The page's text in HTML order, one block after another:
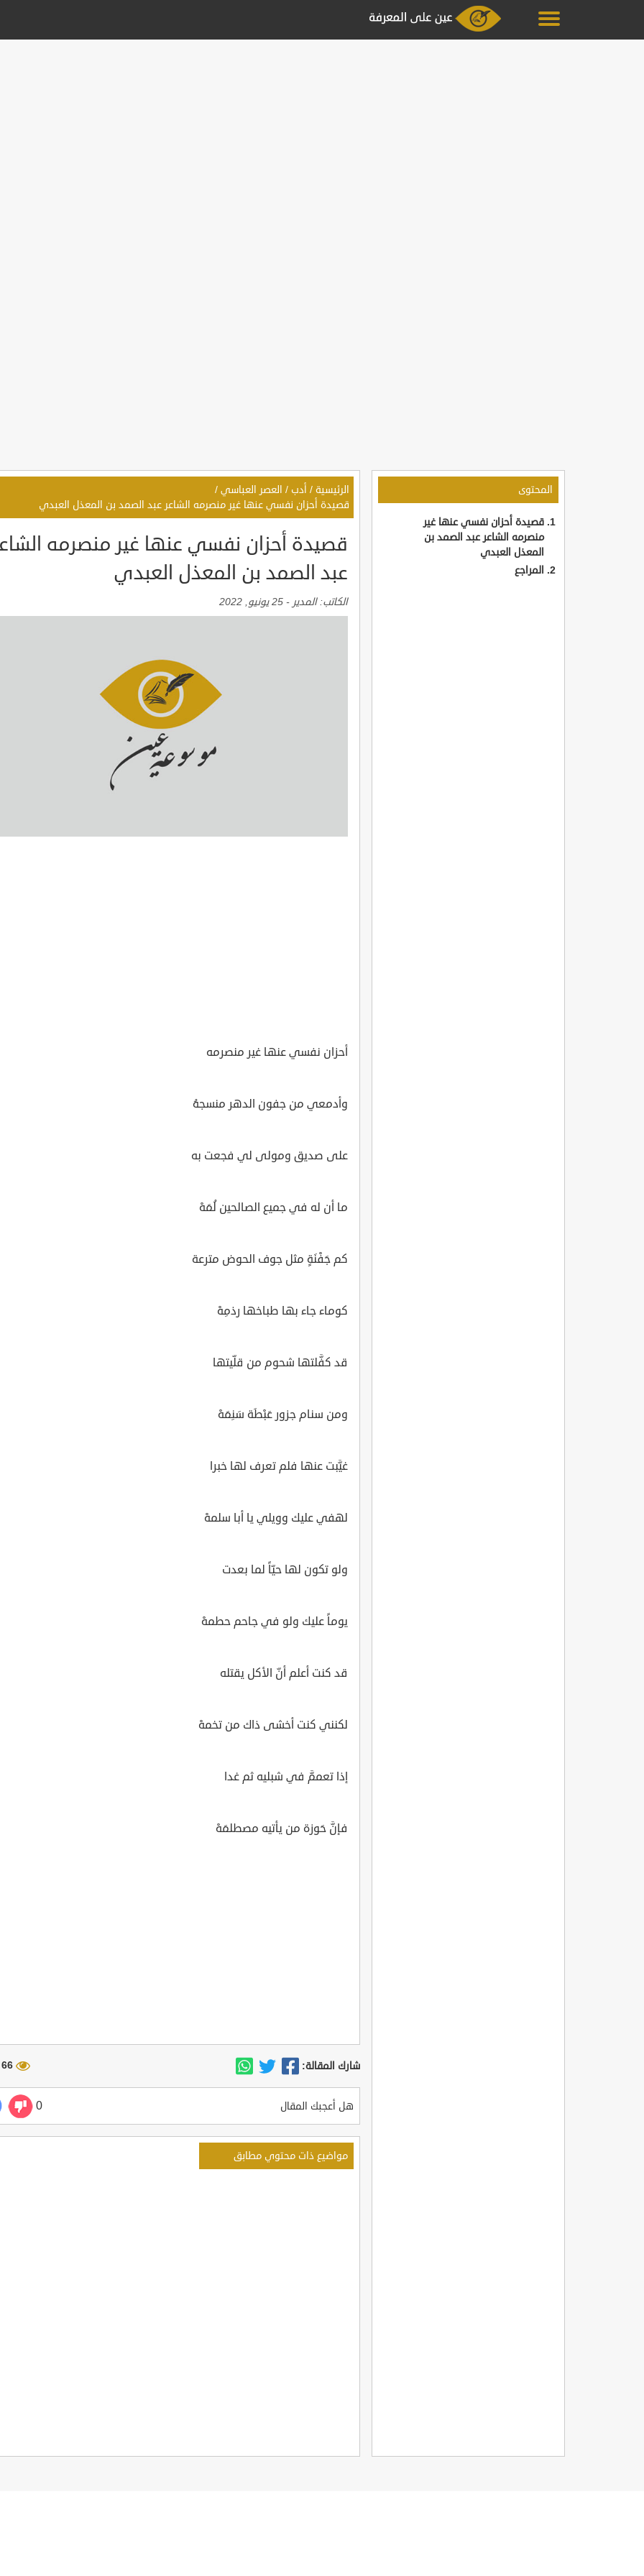
المحتوى
قصيدة أحزان نفسي عنها غير
منصرمه الشاعر عبد الصمد بن
المعذل العبدي
المراجع
الرئيسية / أدب / العصر العباسي /
قصيدة أحزان نفسي عنها غير منصرمه الشاعر عبد الصمد بن المعذل العبدي
قصيدة أحزان نفسي عنها غير منصرمه
عبد الصمد بن المعذل العبدي
الكاتب:المدير - 25 يونيو, 2022
أحزان نفسي عنها غير منصرمه
وأدمعي من جفون الدهر منسجهُ
على صديق ومولى لي فجعت به
ما أن له في جميع الصالحين لُمَهْ
كم جَفْنَةٍ مثل جوف الحوض مترعة
كوماء جاء بها طباخها رذمِهْ
قد كفَّلتها شحوم من قلّيتها
ومن سنام جزور عَبْطَة سَنِمَهْ
غيَّبت عنها فلم تعرف لها خبرا
لهفي عليك وويلي يا أبا سلمهْ
ولو تكون لها حيّاً لما بعدت
يوماً عليك ولو في جاحم حطمهْ
قد كنت أعلم أنّ الأكل يقتله
لكنني كنت أخشى ذاك من تخمهْ
إذا تعممَّ في شبليه ثم غدا
فإنَّ حَوزة من يأتيه مصطلمَهْ
شارك المقالة: 66 مشاهدة
هل أعجبك المقال 0
مواضيع ذات محتوي مطابق